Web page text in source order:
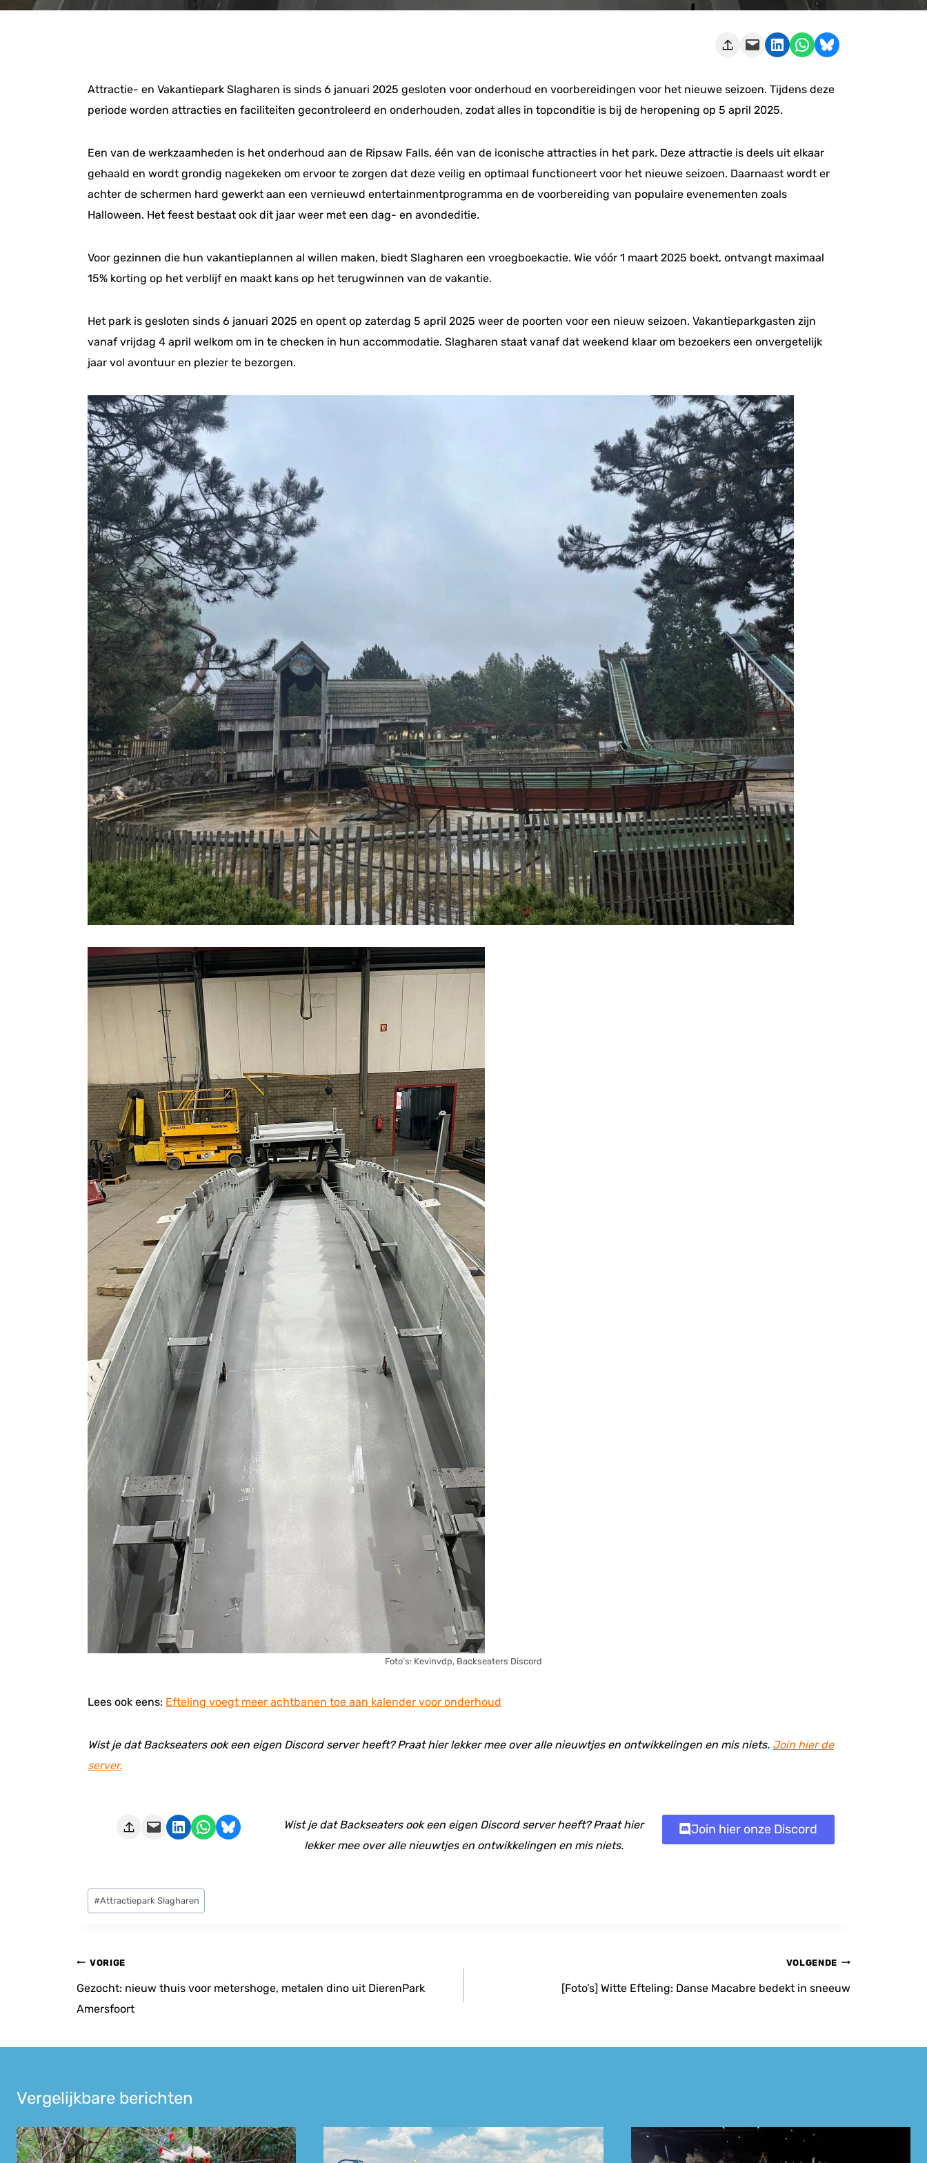
Deze pagina e-mailen Delen op LinkedIn Delen via WhatsApp Share on Bluesky
Attractie- en Vakantiepark Slagharen is sinds 6 januari 2025 gesloten voor onderhoud en voorbereidingen voor het nieuwe seizoen. Tijdens deze
periode worden attracties en faciliteiten gecontroleerd en onderhouden, zodat alles in topconditie is bij de heropening op 5 april 2025.
Een van de werkzaamheden is het onderhoud aan de Ripsaw Falls, één van de iconische attracties in het park. Deze attractie is deels uit elkaar
gehaald en wordt grondig nagekeken om ervoor te zorgen dat deze veilig en optimaal functioneert voor het nieuwe seizoen. Daarnaast wordt er
achter de schermen hard gewerkt aan een vernieuwd entertainmentprogramma en de voorbereiding van populaire evenementen zoals
Halloween. Het feest bestaat ook dit jaar weer met een dag- en avondeditie.
Voor gezinnen die hun vakantieplannen al willen maken, biedt Slagharen een vroegboekactie. Wie vóór 1 maart 2025 boekt, ontvangt maximaal
15% korting op het verblijf en maakt kans op het terugwinnen van de vakantie.
Het park is gesloten sinds 6 januari 2025 en opent op zaterdag 5 april 2025 weer de poorten voor een nieuw seizoen. Vakantieparkgasten zijn
vanaf vrijdag 4 april welkom om in te checken in hun accommodatie. Slagharen staat vanaf dat weekend klaar om bezoekers een onvergetelijk
jaar vol avontuur en plezier te bezorgen.
Foto’s: Kevinvdp, Backseaters Discord
Lees ook eens: Efteling voegt meer achtbanen toe aan kalender voor onderhoud
Wist je dat Backseaters ook een eigen Discord server heeft? Praat hier lekker mee over alle nieuwtjes en ontwikkelingen en mis niets. Join hier de
server.
Deze pagina e-mailen Delen op LinkedIn Delen via WhatsApp Share on Bluesky
Wist je dat Backseaters ook een eigen Discord server heeft? Praat hier
lekker mee over alle nieuwtjes en ontwikkelingen en mis niets.
Join hier onze Discord
Bericht
tags:
#Attractiepark Slagharen
Bericht
navigatie
VORIGE
Gezocht: nieuw thuis voor metershoge, metalen dino uit DierenPark
Amersfoort
VOLGENDE
[Foto’s] Witte Efteling: Danse Macabre bedekt in sneeuw
Vergelijkbare berichten